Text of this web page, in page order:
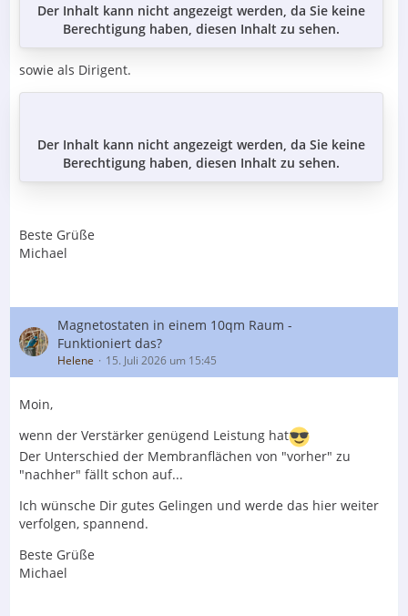
Der Inhalt kann nicht angezeigt werden, da Sie keine
Berechtigung haben, diesen Inhalt zu sehen.
sowie als Dirigent.
Der Inhalt kann nicht angezeigt werden, da Sie keine
Berechtigung haben, diesen Inhalt zu sehen.
Beste Grüße
Michael
Magnetostaten in einem 10qm Raum -
Funktioniert das?
Helene 15. Juli 2026 um 15:45
Moin,
wenn der Verstärker genügend Leistung hat
Der Unterschied der Membranflächen von "vorher" zu
"nachher" fällt schon auf...
Ich wünsche Dir gutes Gelingen und werde das hier weiter
verfolgen, spannend.
Beste Grüße
Michael